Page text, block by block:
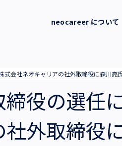
neocareer について
私たちの考え方
式会社ネオキャリアの社外取締役に森川亮
役の選任
社外取締役